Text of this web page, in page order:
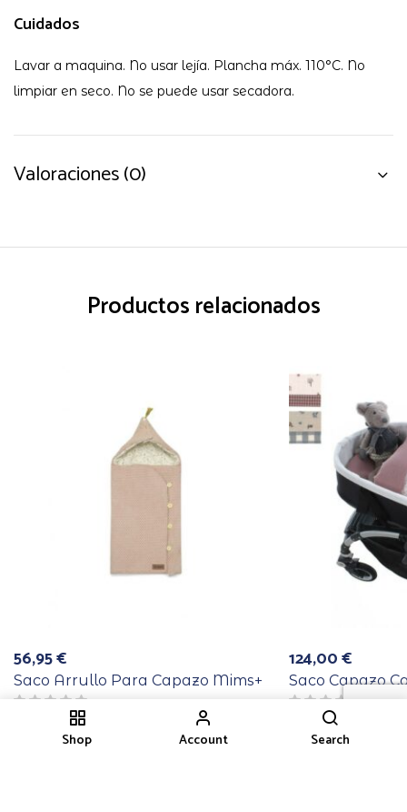
Shop Account Search
Cuidados
Lavar a maquina. No usar lejía. Plancha máx. 110°C. No
limpiar en seco. No se puede usar secadora.
Valoraciones (0)
Productos relacionados
56,95€
Saco Arrullo Para Capazo Mims+
124,00€
Saco Capazo